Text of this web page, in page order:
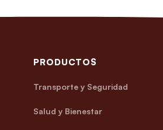
PRODUCTOS
Transporte y Seguridad
Salud y Bienestar